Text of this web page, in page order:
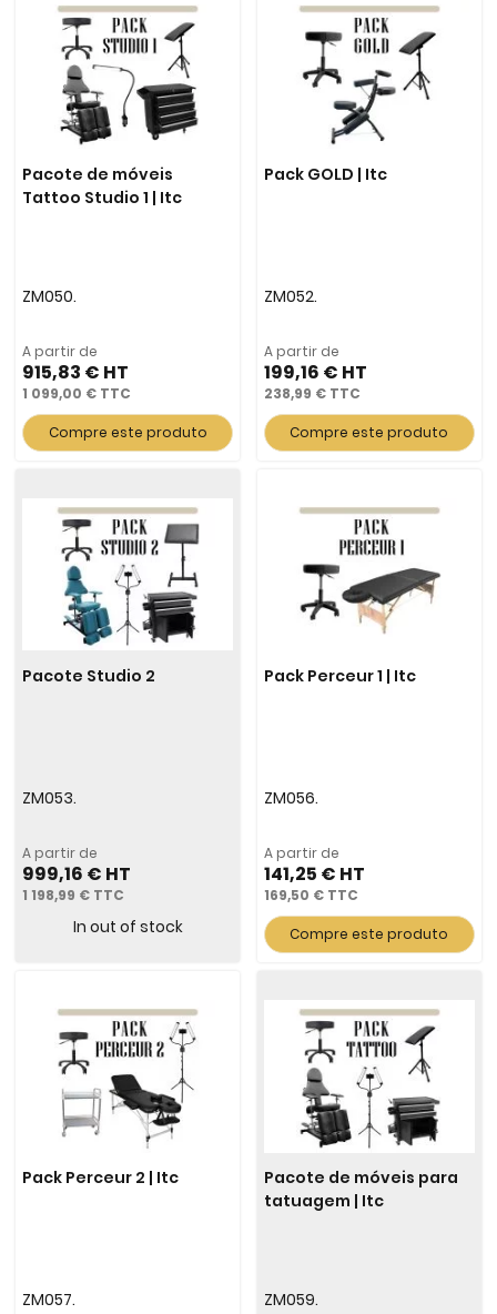
Pacote de móveis
Tattoo Studio 1 | Itc
ZM050.
A partir de
915,83 €
1 099,00 €
Compre este produto
Pack GOLD | Itc
ZM052.
A partir de
199,16 €
238,99 €
Compre este produto
Pacote Studio 2
ZM053.
A partir de
999,16 €
1 198,99 €
In out of stock
Pack Perceur 1 | Itc
ZM056.
A partir de
141,25 €
169,50 €
Compre este produto
Pack Perceur 2 | Itc
ZM057.
Pacote de móveis para
tatuagem | Itc
ZM059.